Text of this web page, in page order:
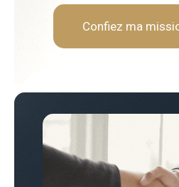
Confiez ma